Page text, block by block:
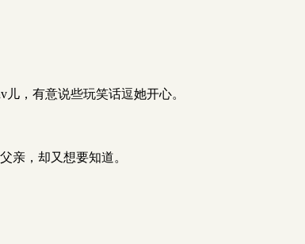
，有意说些玩笑话逗她开心。
亲，却又想要知道。